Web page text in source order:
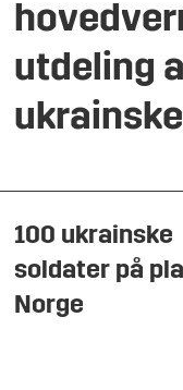
utdeling
100 ukrainske
soldater på
Norge